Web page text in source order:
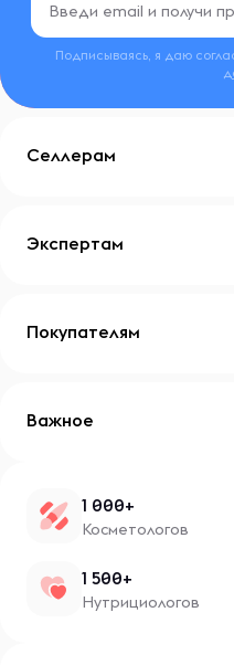
Подписываясь, я даю
Селлерам
Экспертам
Покупателям
Важное
1 000+
Косметологов
1 500+
Нутрициологов